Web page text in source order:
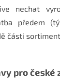
nechat
předem
části
pro české